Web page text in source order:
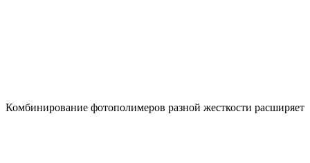
Комбинирование фотополимеров разной жесткости расширяет